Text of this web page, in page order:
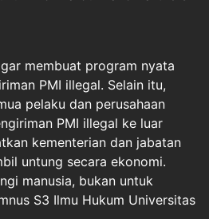
membuat program nyata
PMI illegal. Selain itu,
pelaku dan perusahaan
PMI illegal ke luar
kementerian dan jabatan
untung secara ekonomi.
manusia, bukan untuk
S3 Ilmu Hukum Universitas